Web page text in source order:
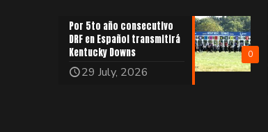
0
Por 5to año consecutivo
DRF en Español transmitirá
Kentucky Downs
29 July, 2026